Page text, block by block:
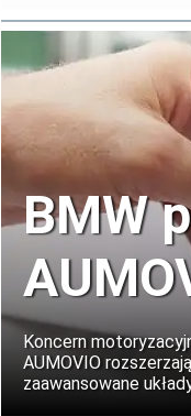
BMW
Koncern
AUMOVIO
zaawansowane